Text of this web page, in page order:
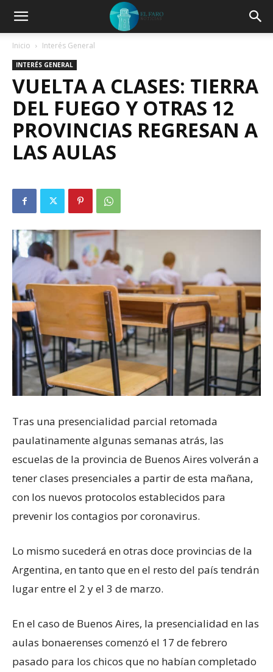
Inicio Interés General
INTERÉS GENERAL
VUELTA A CLASES: TIERRA
DEL FUEGO Y OTRAS 12
PROVINCIAS REGRESAN A
LAS AULAS
Tras una presencialidad parcial retomada
paulatinamente algunas semanas atrás, las
escuelas de la provincia de Buenos Aires volverán a
tener clases presenciales a partir de esta mañana,
con los nuevos protocolos establecidos para
prevenir los contagios por coronavirus.
Lo mismo sucederá en otras doce provincias de la
Argentina, en tanto que en el resto del país tendrán
lugar entre el 2 y el 3 de marzo.
En el caso de Buenos Aires, la presencialidad en las
aulas bonaerenses comenzó el 17 de febrero
pasado para los chicos que no habían completado